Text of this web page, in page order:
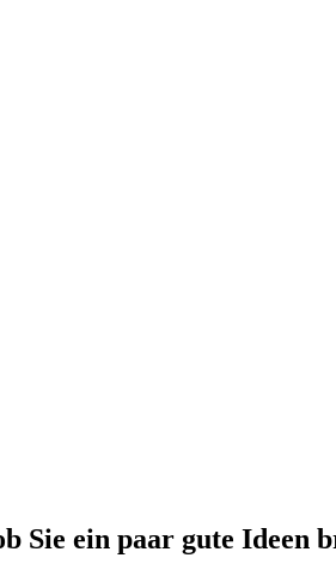
Sie ein paar gute Ideen